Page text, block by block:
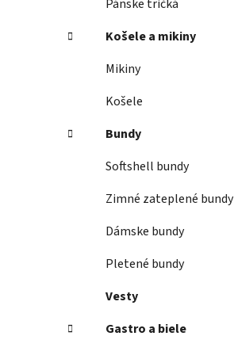
Pánske tričká
Košele a mikiny
Mikiny
Košele
Bundy
Softshell bundy
Zimné zateplené bundy
Dámske bundy
Pletené bundy
Vesty
Gastro a biele